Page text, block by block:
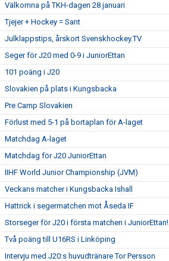
Välkomna på TKH-dagen 28 januari
Tjejer + Hockey = Sant
Julklappstips, årskort Svenskhockey.TV
Seger för J20 med 0-9 i JuniorEttan
101 poäng i J20
Slovakien på plats i Kungsbacka
Pre Camp Slovakien
Förlust med 5-1 på bortaplan för A-laget
Matchdag A-laget
Matchdag för J20 JuniorEttan
IIHF World Junior Championship (JVM)
Veckans matcher i Kungsbacka Ishall
Hattrick i segermatchen mot Åseda IF
Storseger för J20 i första matchen i JuniorEttan!
Två poäng till U16RS i Linköping
Intervju med J20:s huvudtränare Tor Persson